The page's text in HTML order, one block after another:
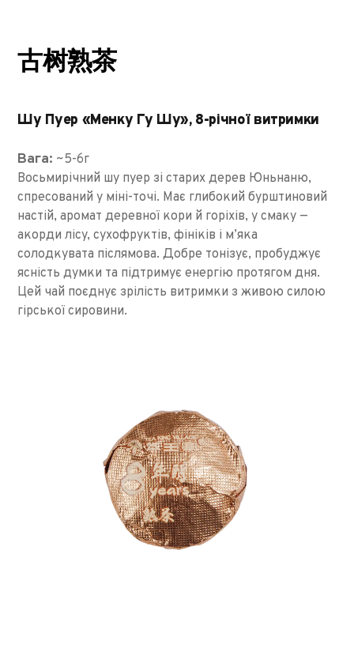
古树熟茶
Шу Пуер «Менку Гу Шу», 8-річної витримки
Вага: ~5-6г
Восьмирічний шу пуер зі старих дерев Юньнаню,
спресований у міні-точі. Має глибокий бурштиновий
настій, аромат деревної кори й горіхів, у смаку —
акорди лісу, сухофруктів, фініків і м’яка
солодкувата післямова. Добре тонізує, пробуджує
ясність думки та підтримує енергію протягом дня.
Цей чай поєднує зрілість витримки з живою силою
гірської сировини.